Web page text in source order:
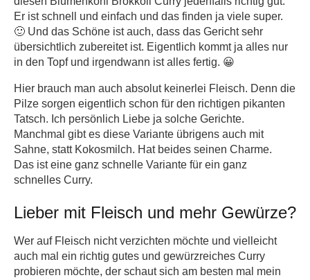
Er ist schnell und einfach und das finden ja viele super.
🙂 Und das Schöne ist auch, dass das Gericht sehr
übersichtlich zubereitet ist. Eigentlich kommt ja alles nur
in den Topf und irgendwann ist alles fertig. 😀
Hier brauch man auch absolut keinerlei Fleisch. Denn die
Pilze sorgen eigentlich schon für den richtigen pikanten
Tatsch. Ich persönlich Liebe ja solche Gerichte.
Manchmal gibt es diese Variante übrigens auch mit
Sahne, statt Kokosmilch. Hat beides seinen Charme.
Das ist eine ganz schnelle Variante für ein ganz
schnelles Curry.
Lieber mit Fleisch und mehr Gewürze?
Wer auf Fleisch nicht verzichten möchte und vielleicht
auch mal ein richtig gutes und gewürzreiches Curry
probieren möchte, der schaut sich am besten mal mein